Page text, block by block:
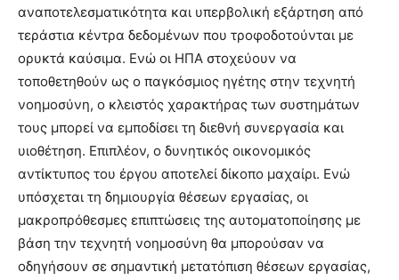
αναποτελεσματικότητα και υπερβολική εξάρτηση από
τεράστια κέντρα δεδομένων που τροφοδοτούνται με
ορυκτά καύσιμα. Ενώ οι ΗΠΑ στοχεύουν να
τοποθετηθούν ως ο παγκόσμιος ηγέτης στην τεχνητή
νοημοσύνη, ο κλειστός χαρακτήρας των συστημάτων
τους μπορεί να εμποδίσει τη διεθνή συνεργασία και
υιοθέτηση. Επιπλέον, ο δυνητικός οικονομικός
αντίκτυπος του έργου αποτελεί δίκοπο μαχαίρι. Ενώ
υπόσχεται τη δημιουργία θέσεων εργασίας, οι
μακροπρόθεσμες επιπτώσεις της αυτοματοποίησης με
βάση την τεχνητή νοημοσύνη θα μπορούσαν να
οδηγήσουν σε σημαντική μετατόπιση θέσεων εργασίας,